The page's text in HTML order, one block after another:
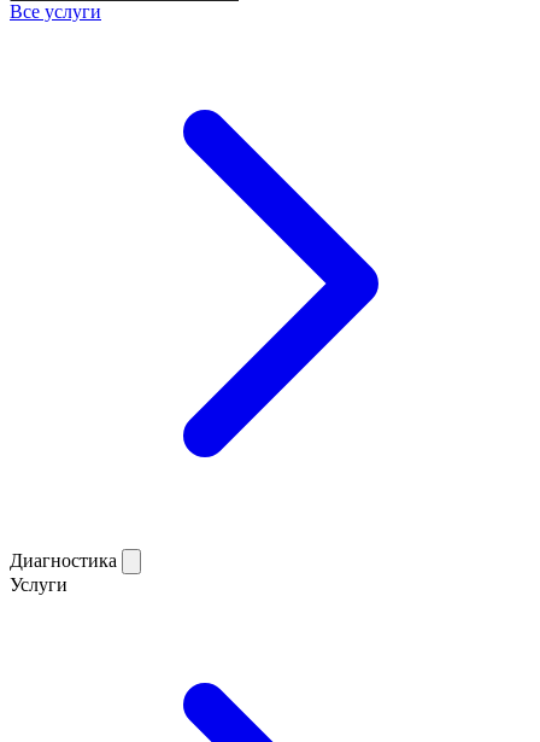
Все услуги
Диагностика
Услуги